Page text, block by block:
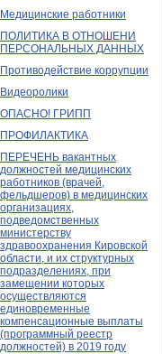
Медицинские работники
ПОЛИТИКА В ОТНОШЕНИ
ПЕРСОНАЛЬНЫХ ДАННЫХ
Противодействие коррупции
Видеоролики
ОПАСНО! ГРИПП
ПРОФИЛАКТИКА
ПЕРЕЧЕНЬ вакантных
должностей медицинских
работников (врачей,
фельдшеров) в медицинских
организациях,
подведомственных
министерству
здравоохранения Кировской
области, и их структурных
подразделениях, при
замещении которых
осуществляются
единовременные
компенсационные выплаты
(программный реестр
должностей) в 2019 году